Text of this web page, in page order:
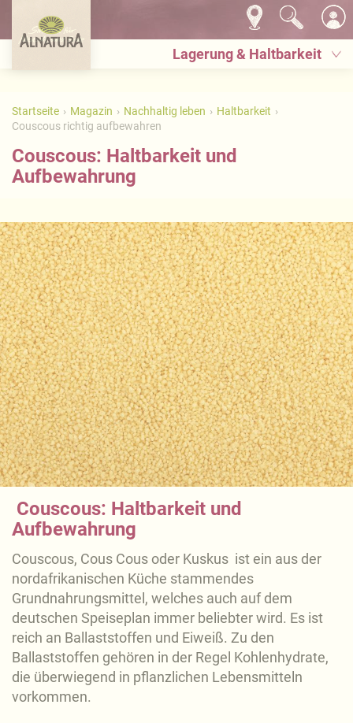
Lagerung & Haltbarkeit
Startseite Magazin Nachhaltig leben
Haltbarkeit
Couscous richtig aufbewahren
Couscous: Haltbarkeit und
Aufbewahrung
Couscous: Haltbarkeit und
Aufbewahrung
Couscous, Cous Cous oder Kuskus ist ein aus der
nordafrikanischen Küche stammendes
Grundnahrungsmittel, welches auch auf dem
deutschen Speiseplan immer beliebter wird. Es ist
reich an Ballaststoffen und Eiweiß. Zu den
Ballaststoffen gehören in der Regel Kohlenhydrate,
die überwiegend in pflanzlichen Lebensmitteln
vorkommen.